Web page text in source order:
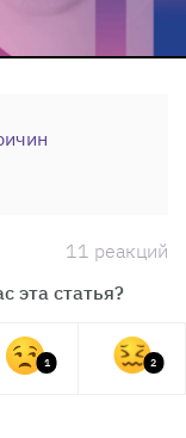
11 реакций
эта статья?
1 2